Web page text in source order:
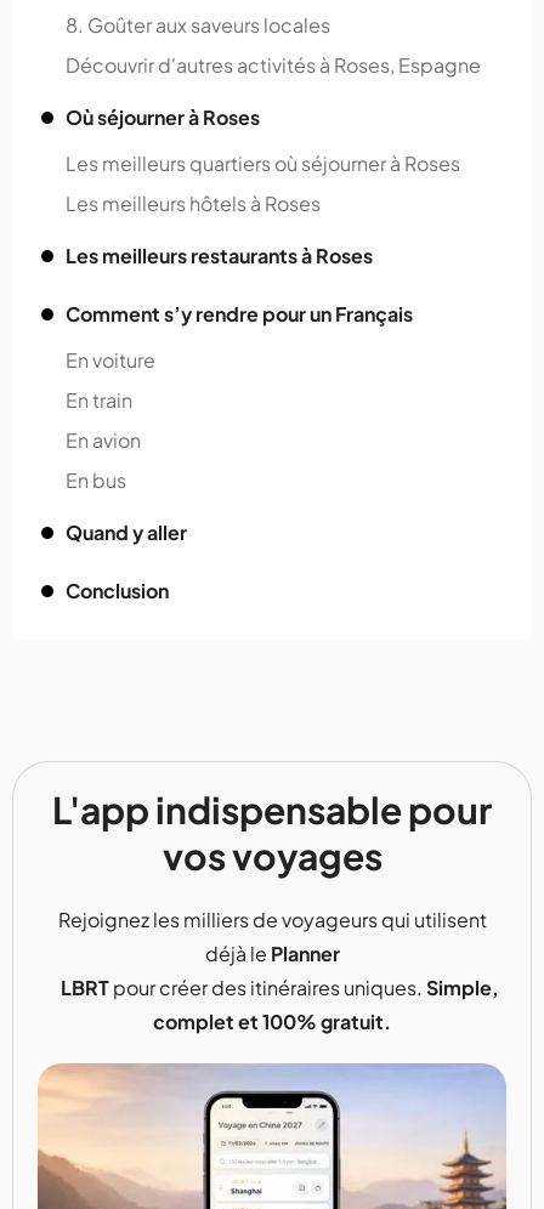
8. Goûter aux saveurs locales
Découvrir d'autres activités à Roses, Espagne
Où séjourner à Roses
Les meilleurs quartiers où séjourner à Roses
Les meilleurs hôtels à Roses
Les meilleurs restaurants à Roses
Comment s’y rendre pour un Français
En voiture
En train
En avion
En bus
Quand y aller
Conclusion
L'app indispensable pour
vos voyages
Rejoignez les milliers de voyageurs qui utilisent
déjà le Planner
LBRTpour créer des itinéraires uniques. Simple,
complet et 100% gratuit.